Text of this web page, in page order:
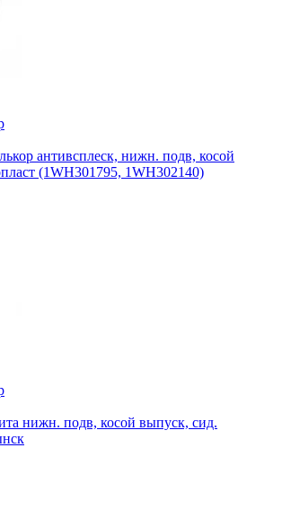
антивсплеск, нижн. подв, косой
(1WH301795, 1WH302140)
нижн. подв, косой выпуск, сид.